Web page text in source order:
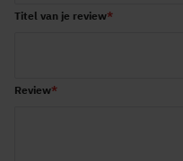
Titel van je review
Review